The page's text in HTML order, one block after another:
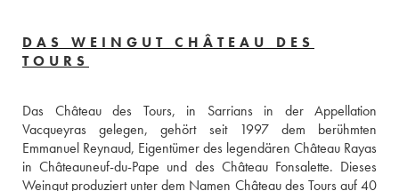
DAS WEINGUT CHÂTEAU DES
TOURS
Das Château des Tours, in Sarrians in der Appellation
Vacqueyras gelegen, gehört seit 1997 dem berühmten
Emmanuel Reynaud, Eigentümer des legendären Château Rayas
in Châteauneuf-du-Pape und des Château Fonsalette. Dieses
Weingut produziert unter dem Namen Château des Tours auf 40